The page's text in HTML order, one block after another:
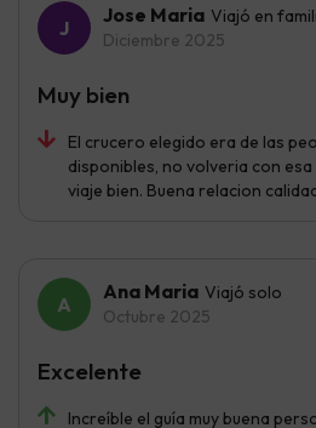
Jose Maria Viajó en
Diciembre 2025
El crucero elegido era de las
disponibles, no volveria con
viaje bien. Buena relacion
Muy bien
Ana Maria Viajó solo
Octubre 2025
Increíble el guía muy buena
Excelente